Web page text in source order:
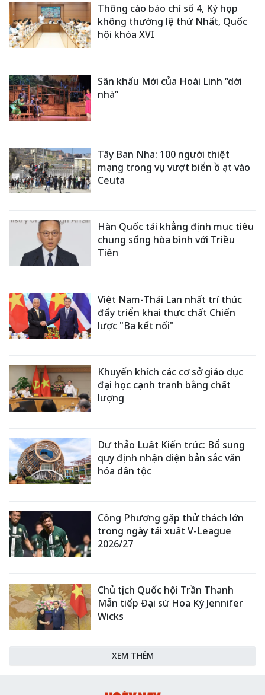
Thông cáo báo chí số 4, Kỳ họp
không thường lệ thứ Nhất, Quốc
hội khóa XVI
Sân khấu Mới của Hoài Linh “dời
nhà”
Tây Ban Nha: 100 người thiệt
mạng trong vụ vượt biển ồ ạt vào
Ceuta
Hàn Quốc tái khẳng định mục tiêu
chung sống hòa bình với Triều
Tiên
Việt Nam-Thái Lan nhất trí thúc
đẩy triển khai thực chất Chiến
lược "Ba kết nối"
Khuyến khích các cơ sở giáo dục
đại học cạnh tranh bằng chất
lượng
Dự thảo Luật Kiến trúc: Bổ sung
quy định nhận diện bản sắc văn
hóa dân tộc
Công Phượng gặp thử thách lớn
trong ngày tái xuất V-League
2026/27
Chủ tịch Quốc hội Trần Thanh
Mẫn tiếp Đại sứ Hoa Kỳ Jennifer
Wicks
XEM THÊM